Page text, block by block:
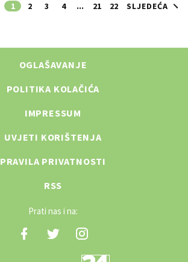
1 2 3 4 ... 21 22 SLJEDEĆA
OGLAŠAVANJE
POLITIKA KOLAČIĆA
IMPRESSUM
UVJETI KORIŠTENJA
PRAVILA PRIVATNOSTI
RSS
Prati nas i na: